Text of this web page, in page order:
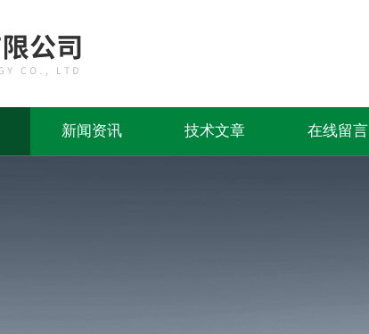
新闻资讯 技术文章 在线留言